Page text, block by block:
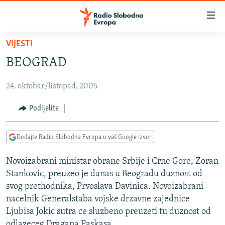
Pređite
glavni
Pređite
Pređite
pretragu
SRBIJA
KOSOVO
VIZUELNO
VIDEO
FOTOGALERIJE
INFOGRAFIKE
PODCASTI
RAT U UKRAJINI
KINA NA BALKANU
RSE PRIČE IZ SVIJETA
VIJESTI
BEOGRAD
24. oktobar/listopad, 2005.
Podijelite
Dodajte Radio Slobodna Evropa u vaš Google izvor
Novoizabrani ministar obrane Srbije i Crne Gore, Zoran
Stankovic, preuzeo je danas u Beogradu duznost od
svog prethodnika, Prvoslava Davinica. Novoizabrani
nacelnik Generalstaba vojske drzavne zajednice
Ljubisa Jokic sutra ce sluzbeno preuzeti tu duznost od